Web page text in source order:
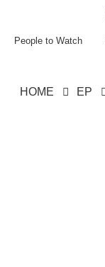
People to Watch
HOME EP